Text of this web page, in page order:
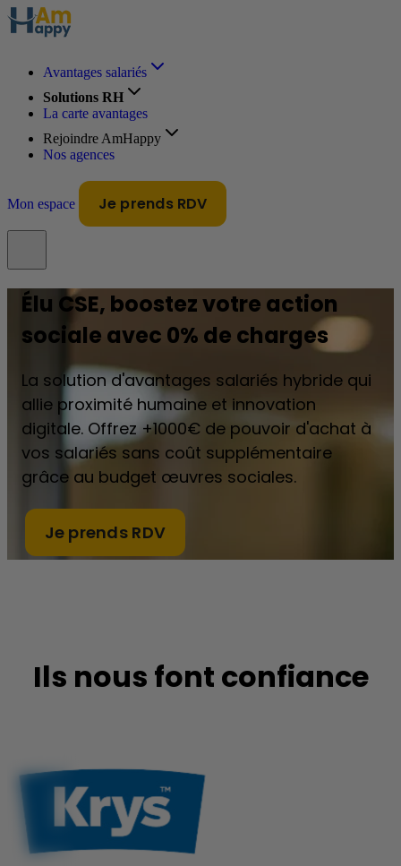
Avantages salariés
Solutions RH
La carte avantages
Rejoindre AmHappy
Nos agences
Mon espace Je prends RDV
Élu CSE, boostez votre action
sociale avec 0% de charges
La solution d'avantages salariés hybride qui
allie proximité humaine et innovation
digitale. Offrez +1000€ de pouvoir d'achat à
vos salariés sans coût supplémentaire
grâce au budget œuvres sociales.
Je prends RDV
Ils nous font confiance